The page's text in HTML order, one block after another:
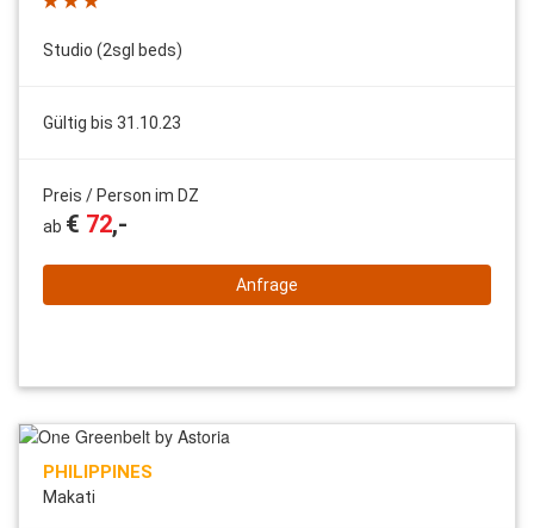
Studio (2sgl beds)
Gültig bis 31.10.23
Preis / Person im DZ
ab € 72,-
Anfrage
PHILIPPINES
Makati